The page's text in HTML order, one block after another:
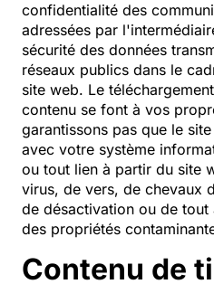
confidentialité des
adressées par
sécurité des données
réseaux publics dans le
site web. Le
contenu se font à vos
garantissons pas que le
avec votre système
ou tout lien à partir du site
virus, de vers, de chevaux
de désactivation ou de
des propriétés
Contenu de